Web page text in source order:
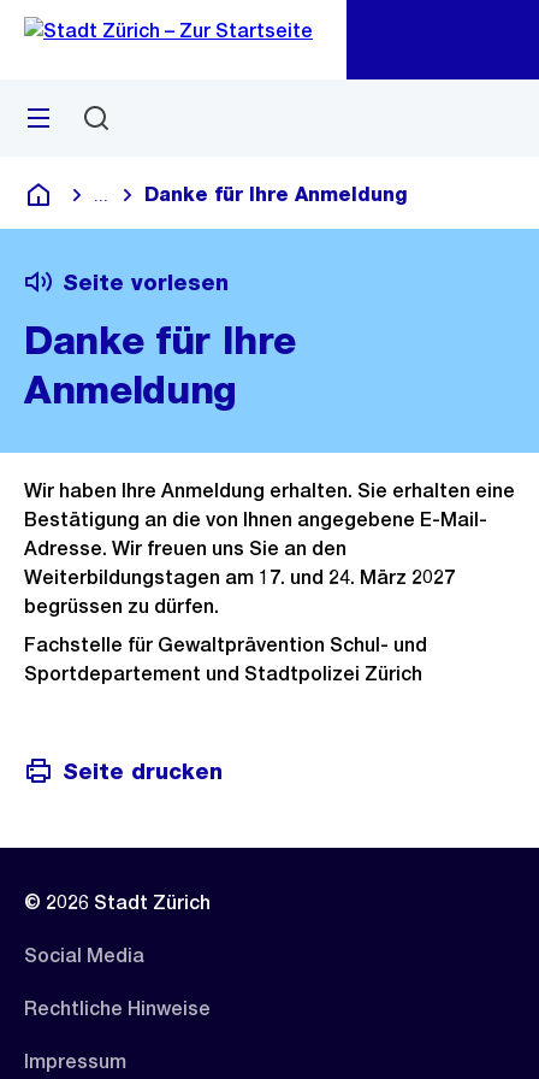
Navigation
Sprunglink
Menü
Deutsch
Blende alle Breadcrumbs ein
Danke für Ihre Anmeldung
Seite vorlesen
Danke für Ihre
Anmeldung
Wir haben Ihre Anmeldung erhalten. Sie erhalten eine
Bestätigung an die von Ihnen angegebene E-Mail-
Adresse. Wir freuen uns Sie an den
Weiterbildungstagen am 17. und 24. März 2027
begrüssen zu dürfen.
Fachstelle für Gewaltprävention Schul- und
Sportdepartement und Stadtpolizei Zürich
Seite drucken
© 2026 Stadt Zürich
Social Media
Rechtliche Hinweise
Impressum